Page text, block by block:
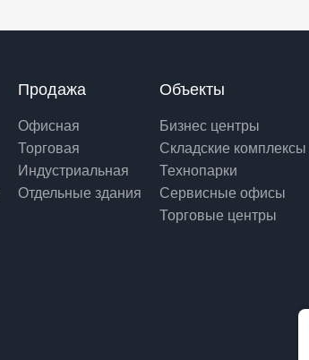
Продажа
Офисная
Торговая
Индустриальная
Отдельные здания
Объекты
Бизнес центры
Складские комплексы
Технопарки
Сервисные офисы
Торговые центры